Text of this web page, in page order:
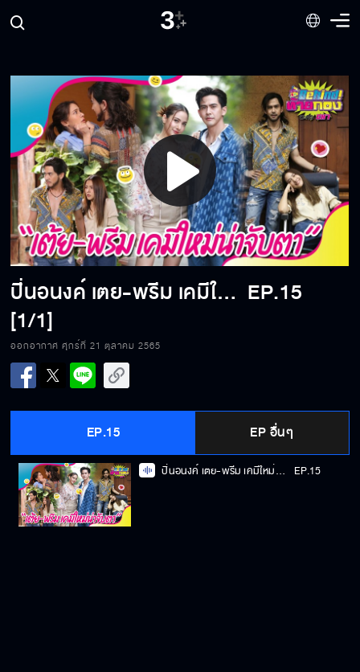
Play
Video
ปิ่นอนงค์ เตย-พรีม เคมีใหม่น่าจับตา EP.15
[1/1]
ออกอากาศ ศุกร์ที่ 21 ตุลาคม 2565
EP.15 EP อื่นๆ
ปิ่นอนงค์ เตย-พรีม เคมีใหม่น่าจับตา EP.15